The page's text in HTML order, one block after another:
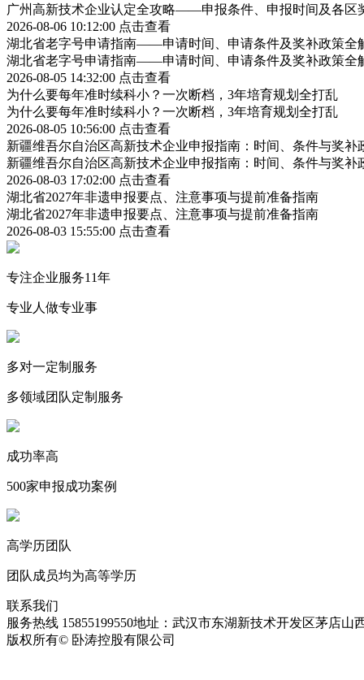
广州高新技术企业认定全攻略——申报条件、申报时间及各区
2026-08-06 10:12:00 点击查看
湖北省老字号申请指南——申请时间、申请条件及奖补政策全
湖北省老字号申请指南——申请时间、申请条件及奖补政策全
2026-08-05 14:32:00 点击查看
为什么要每年准时续科小？一次断档，3年培育规划全打乱
为什么要每年准时续科小？一次断档，3年培育规划全打乱
2026-08-05 10:56:00 点击查看
新疆维吾尔自治区高新技术企业申报指南：时间、条件与奖补
新疆维吾尔自治区高新技术企业申报指南：时间、条件与奖补
2026-08-03 17:02:00 点击查看
湖北省2027年非遗申报要点、注意事项与提前准备指南
湖北省2027年非遗申报要点、注意事项与提前准备指南
2026-08-03 15:55:00 点击查看
专注企业服务11年
专业人做专业事
多对一定制服务
多领域团队定制服务
成功率高
500家申报成功案例
高学历团队
团队成员均为高等学历
联系我们
服务热线 15855199550地址：武汉市东湖新技术开发区茅店山
版权所有© 卧涛控股有限公司